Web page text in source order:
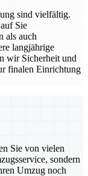
sind vielfältig.
Sie
als auch
langjährige
wir Sicherheit und
finalen Einrichtung
Sie von vielen
sondern
Umzug noch